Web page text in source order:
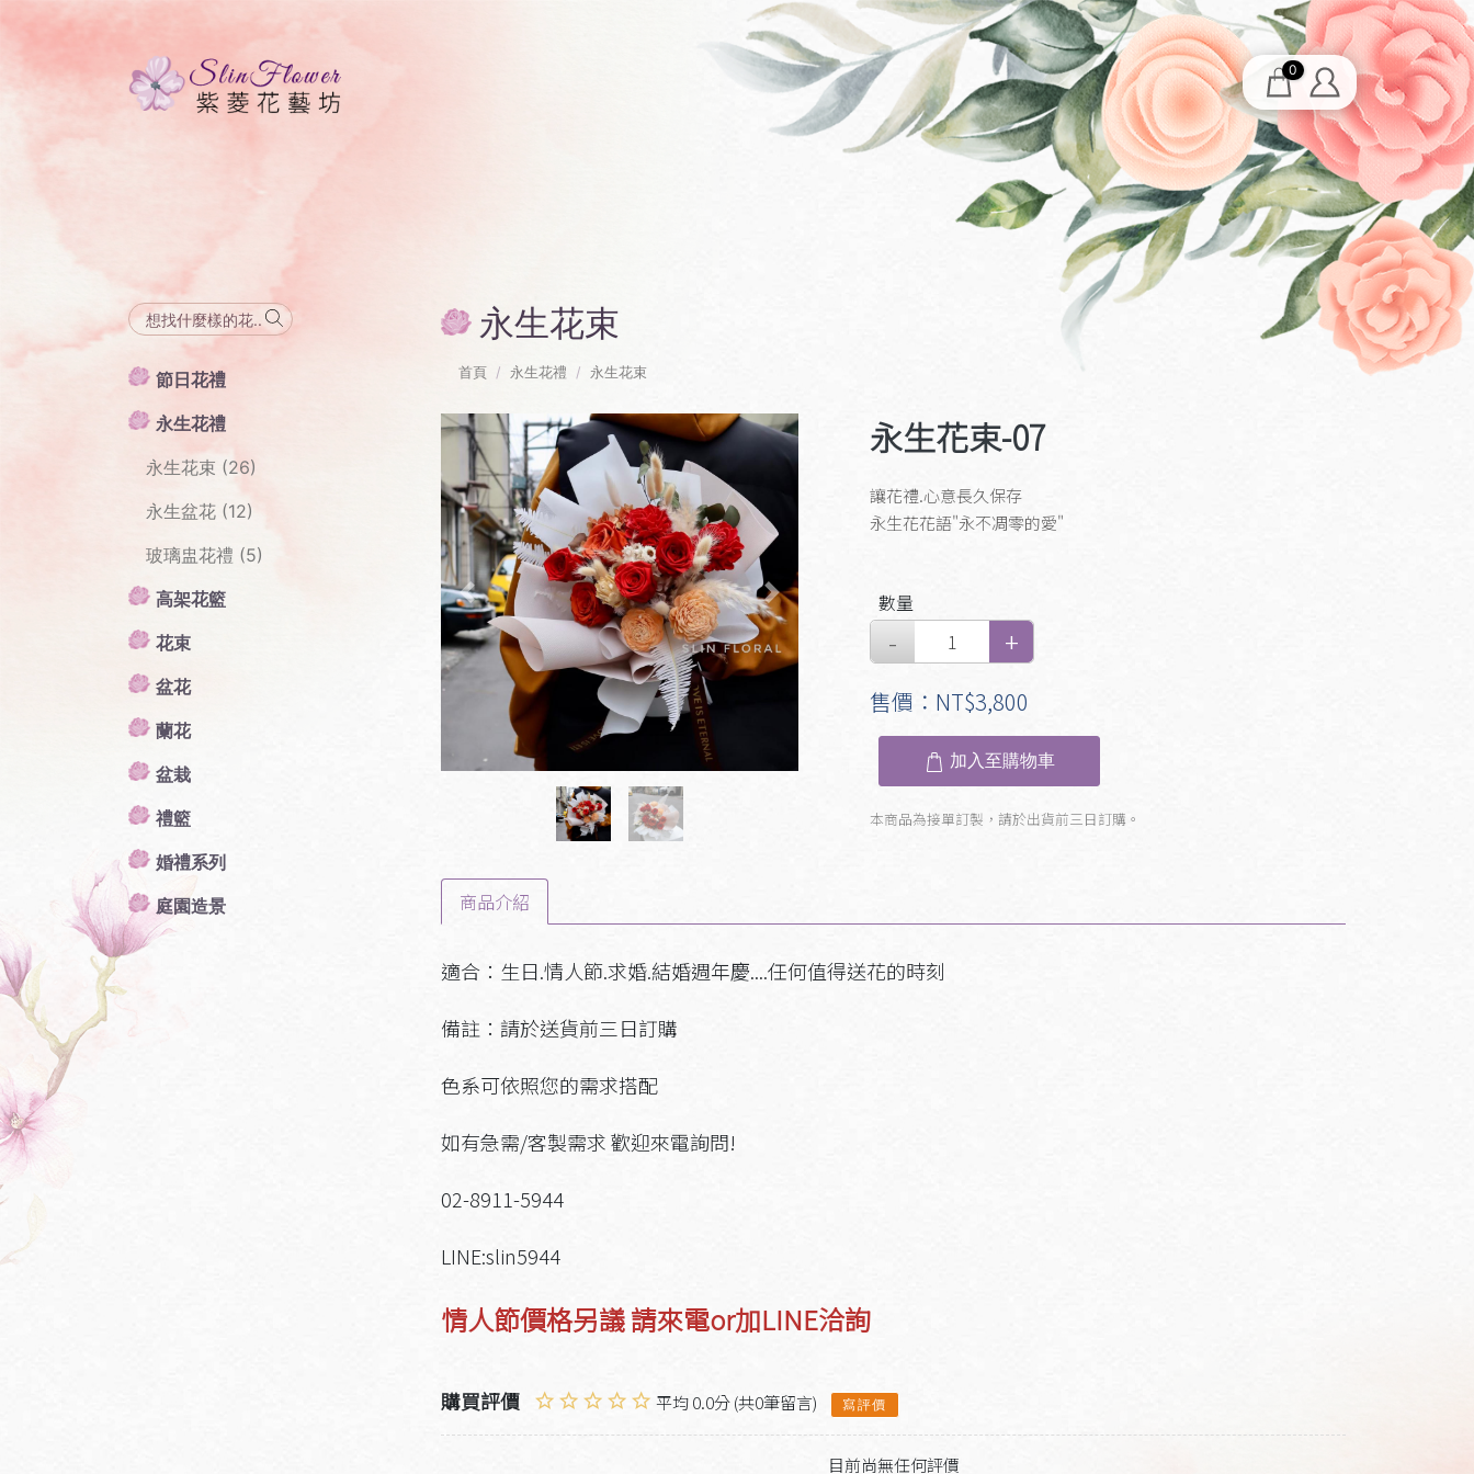
0
節日花禮
永生花禮
永生花束 (26)
永生盆花 (12)
玻璃盅花禮 (5)
高架花籃
花束
盆花
蘭花
盆栽
禮籃
婚禮系列
庭園造景
永生花束
首頁 永生花禮 永生花束
Previous Next
永生花束-07
讓花禮.心意長久保存
永生花花語"永不凋零的愛"
數量
售價：NT$3,800
加入至購物車
本商品為接單訂製，請於出貨前三日訂購。
商品介紹
適合：生日.情人節.求婚.結婚週年慶....任何值得送花的時刻
備註：請於送貨前三日訂購
色系可依照您的需求搭配
如有急需/客製需求 歡迎來電詢問!
02-8911-5944
LINE:slin5944
情人節價格另議 請來電or加LINE洽詢
購買評價 平均 0.0分 (共0筆留言) 寫評價
目前尚無任何評價